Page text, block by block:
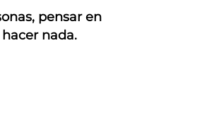
pensar en
nada.